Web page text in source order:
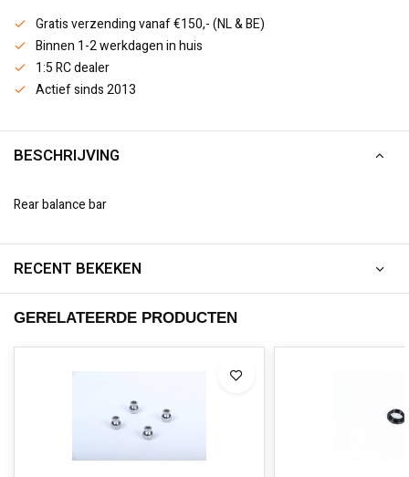
Gratis verzending vanaf €150,- (NL & BE)
Binnen 1-2 werkdagen in huis
1:5 RC dealer
Actief sinds 2013
BESCHRIJVING
Rear balance bar
RECENT BEKEKEN
GERELATEERDE PRODUCTEN